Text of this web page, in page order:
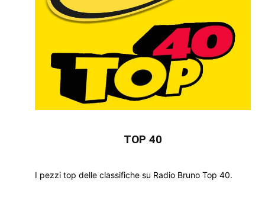
TOP 40
I pezzi top delle classifiche su Radio Bruno Top 40.